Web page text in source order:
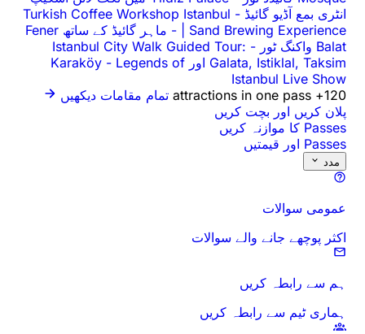
Turkish Coffee Workshop
|
-
ماہر گائیڈ کے ساتھ Fener
Istanbul City Walk Guided
- Legends of
تمام مقامات دیکھیں